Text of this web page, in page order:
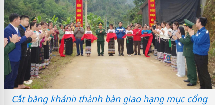
Cắt băng khánh thành bàn giao hạng mục cổng